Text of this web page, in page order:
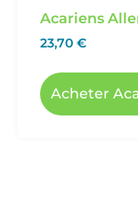
Acariens
23,70 €
Acheter